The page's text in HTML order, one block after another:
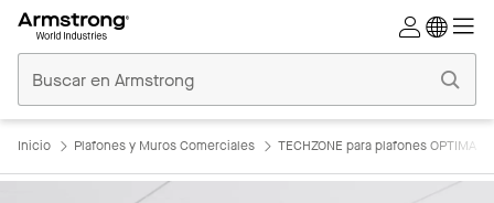
Comerciales
Inicio
Inicio Plafones y Muros Comerciales TECHZONE para plafones OPTIMA